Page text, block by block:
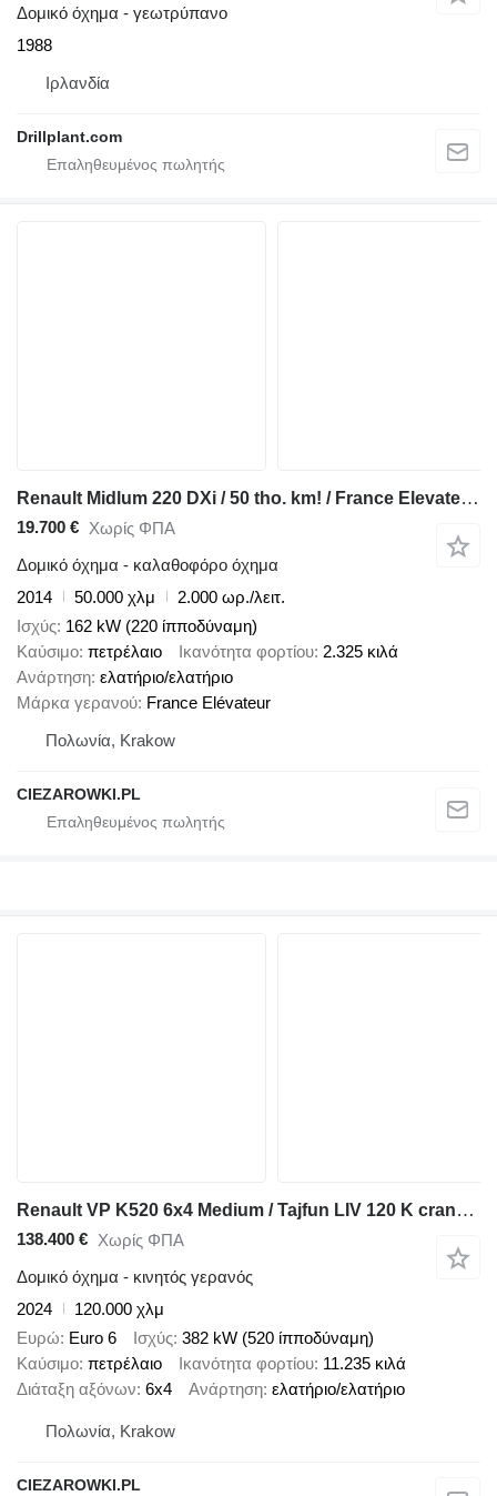
Δομικό όχημα - γεωτρύπανο
1988
Ιρλανδία
Drillplant.com
Renault Midlum 220 DXi / 50 tho. km! / France Elevateur 192 CPM
19.700 € Χωρίς ΦΠΑ
Δομικό όχημα - καλαθοφόρο όχημα
2014
50.000 χλμ
2.000 ωρ./λειτ.
Ισχύς 162 kW (220 ίπποδύναμη)
Καύσιμο πετρέλαιο Ικανότητα φορτίου 2.325 κιλά
Ανάρτηση ελατήριο/ελατήριο
Μάρκα γερανού France Elévateur
Πολωνία, Krakow
CIEZAROWKI.PL
Renault VP K520 6x4 Medium / Tajfun LIV 120 K crane / 120 tho. km! / 202
138.400 € Χωρίς ΦΠΑ
Δομικό όχημα - κινητός γερανός
2024
120.000 χλμ
Ευρώ Euro 6 Ισχύς 382 kW (520 ίπποδύναμη)
Καύσιμο πετρέλαιο Ικανότητα φορτίου 11.235 κιλά
Διάταξη αξόνων 6x4 Ανάρτηση ελατήριο/ελατήριο
Πολωνία, Krakow
CIEZAROWKI.PL